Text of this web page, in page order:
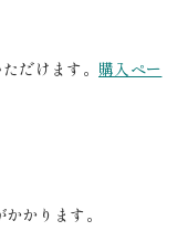
だけます。 購入ペー
かります。